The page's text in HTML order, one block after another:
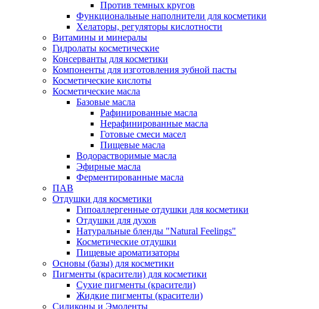
Против темных кругов
Функциональные наполнители для косметики
Хелаторы, регуляторы кислотности
Витамины и минералы
Гидролаты косметические
Консерванты для косметики
Компоненты для изготовления зубной пасты
Косметические кислоты
Косметические масла
Базовые масла
Рафинированные масла
Нерафинированные масла
Готовые смеси масел
Пищевые масла
Водорастворимые масла
Эфирные масла
Ферментированные масла
ПАВ
Отдушки для косметики
Гипоаллергенные отдушки для косметики
Отдушки для духов
Натуральные бленды "Natural Feelings"
Косметические отдушки
Пищевые ароматизаторы
Основы (базы) для косметики
Пигменты (красители) для косметики
Сухие пигменты (красители)
Жидкие пигменты (красители)
Силиконы и Эмоленты